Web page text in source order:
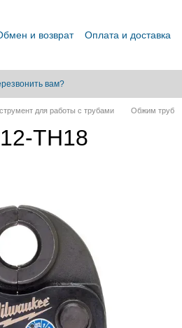
и возврат Оплата и доставка
вам?
для работы с трубами Обжим труб
TH18